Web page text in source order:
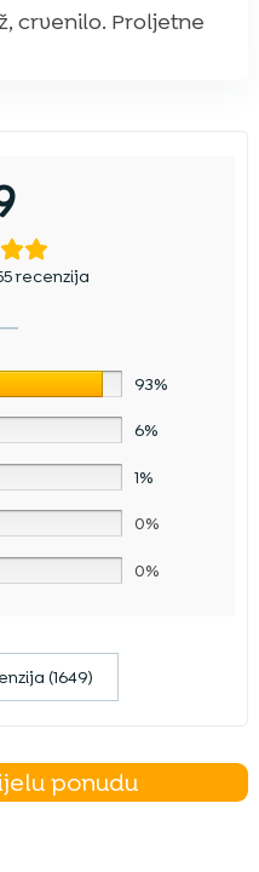
crvenilo. Proljetne
recenzija
93%
6%
1%
0%
0%
(1649)
ponudu